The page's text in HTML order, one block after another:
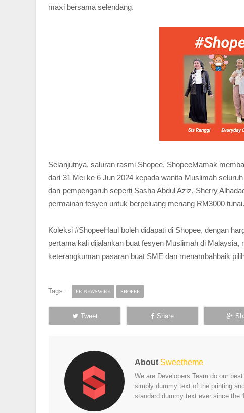
maxi bersama selendang.
Selanjutnya, saluran rasmi Shopee, ShopeeMamak
dari 31 Mei ke 6 Jun 2024 kepada wanita Muslimah
dan pempengaruh seperti Sasha Abdul Aziz, Sherry
permainan fesyen untuk berpeluang menang RM3000 tunai.
Koleksi #ShopeeHaul boleh didapati di Shopee, dengan
pertama kali dijalankan buat fesyen Muslimah di
keterangkuman pasaran buat SME dan menambahbaik
Tags : PR NEWSWIRE SHOPEE
Tweet Share
About Sweetheme
We are Developers Team do our
simply dummy text of the printing
standard dummy text ever since the